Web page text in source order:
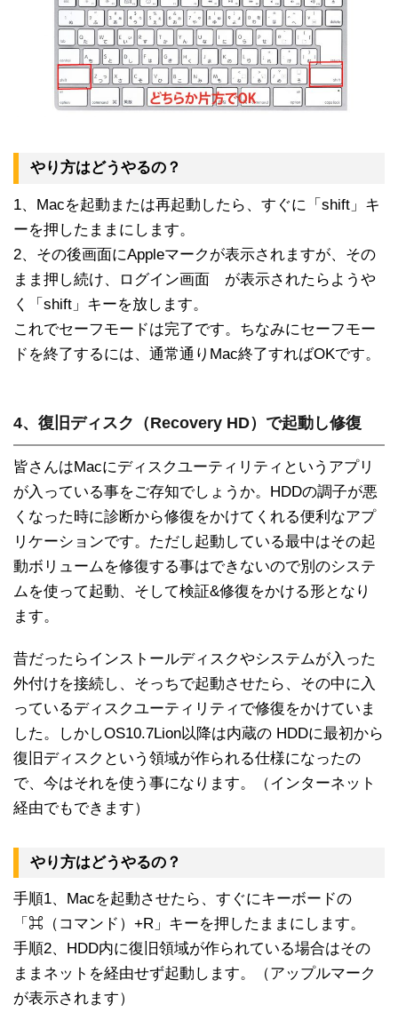
やり方はどうやるの？
1、Macを起動または再起動したら、すぐに「shift」キ
ーを押したままにします。
2、その後画面にAppleマークが表示されますが、その
まま押し続け、ログイン画面 が表示されたらようや
く「shift」キーを放します。
これでセーフモードは完了です。ちなみにセーフモー
ドを終了するには、通常通りMac終了すればOKです。
4、復旧ディスク（Recovery HD）で起動し修復
皆さんはMacにディスクユーティリティというアプリ
が入っている事をご存知でしょうか。HDDの調子が悪
くなった時に診断から修復をかけてくれる便利なアプ
リケーションです。ただし起動している最中はその起
動ボリュームを修復する事はできないので別のシステ
ムを使って起動、そして検証&修復をかける形となり
ます。
昔だったらインストールディスクやシステムが入った
外付けを接続し、そっちで起動させたら、その中に入
っているディスクユーティリティで修復をかけていま
した。しかしOS10.7Lion以降は内蔵の HDDに最初から
復旧ディスクという領域が作られる仕様になったの
で、今はそれを使う事になります。（インターネット
経由でもできます）
やり方はどうやるの？
手順1、Macを起動させたら、すぐにキーボードの
「⌘（コマンド）+R」キーを押したままにします。
手順2、HDD内に復旧領域が作られている場合はその
ままネットを経由せず起動します。（アップルマーク
が表示されます）